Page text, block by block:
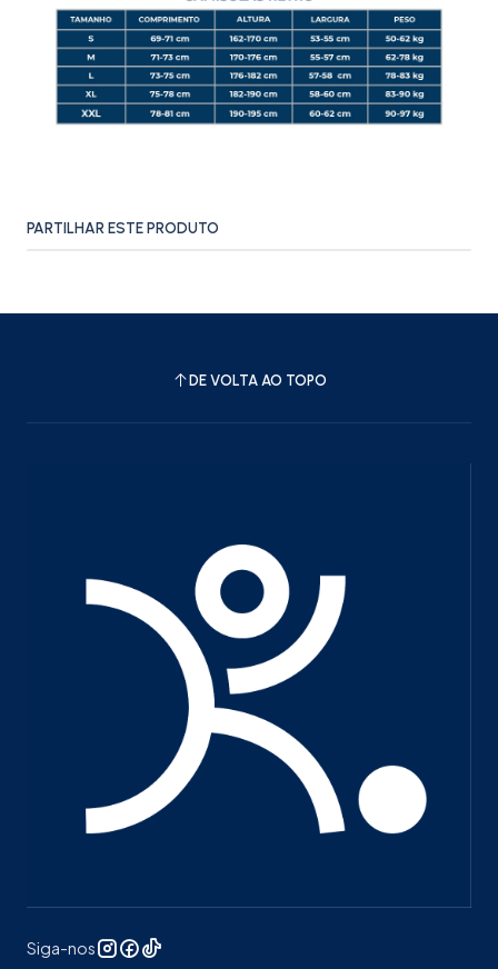
PARTILHAR ESTE PRODUTO
DE VOLTA AO TOPO
Siga-nos